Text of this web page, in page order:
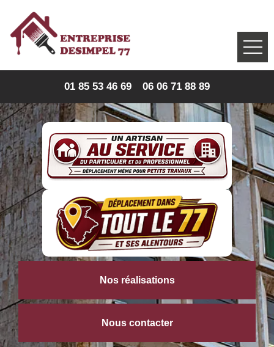
01 85 53 46 69 06 06 71 88 89
Nos réalisations
Nous contacter